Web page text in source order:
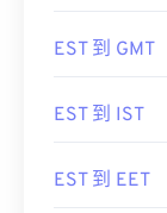
EST 到 GMT
EST 到 IST
EST 到 EET